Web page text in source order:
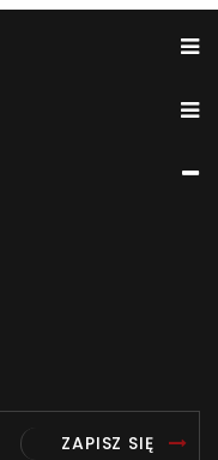
ZAPISZ SIĘ